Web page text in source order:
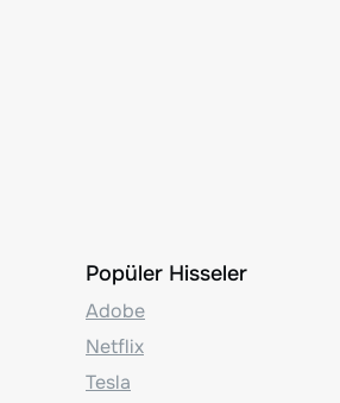
Popüler Hisseler
Adobe
Netflix
Tesla